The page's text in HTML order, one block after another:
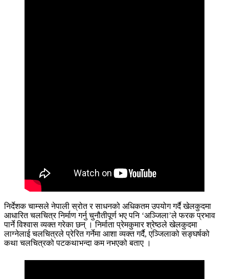
निर्देशक चाम्सले नेपाली स्रोत र साधनको अधिकतम उपयोग गर्दै खेलकुदमा
आधारित चलचित्र निर्माण गर्नु चुनौतीपूर्ण भए पनि ‘अञ्जिला’ले फरक प्रभाव
पार्ने विश्वास व्यक्त गरेका छन् । निर्माता प्रेमकुमार श्रेष्ठले खेलकुदमा
लाग्नेलाई चलचित्रले प्रेरित गर्नेमा आशा व्यक्त गर्दै, एञ्जिलाको सङ्घर्षको
कथा चलचित्रको पटकथाभन्दा कम नभएको बताए ।